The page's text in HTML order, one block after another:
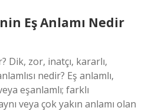
Eş Anlamı Nedir
Dik, zor, inatçı, kararlı,
nedir? Eş anlamlı,
eşanlamlı; farklı
veya çok yakın anlamı olan